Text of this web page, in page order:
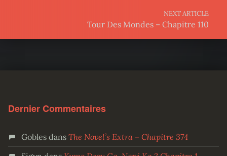
NEXT ARTICLE
Tour Des Mondes – Chapitre 110
Dernier Commentaires
Goblesdans The Novel’s Extra – Chapitre 374